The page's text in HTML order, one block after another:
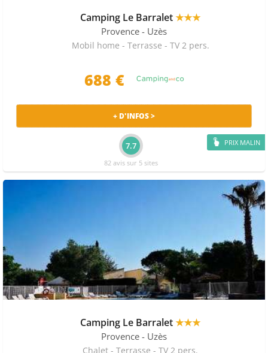
Camping Le Barralet★★★
Provence - Uzès
Mobil home - Terrasse - TV 2 pers.
688 €
PRIX MALIN
+ D'INFOS >
7.7
82 avis sur 5 sites
Camping Le Barralet★★★
Provence - Uzès
Chalet - Terrasse - TV 2 pers.